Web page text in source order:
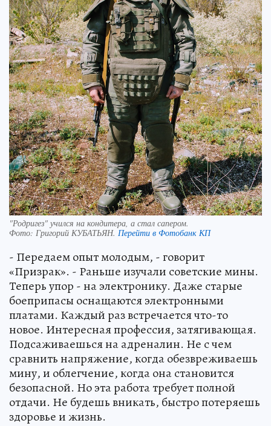
"Родригез" учился на кондитера, а стал сапером.
Фото: Григорий КУБАТЬЯН. Перейти в Фотобанк КП
- Передаем опыт молодым, - говорит
«Призрак». - Раньше изучали советские мины.
Теперь упор - на электронику. Даже старые
боеприпасы оснащаются электронными
платами. Каждый раз встречается что-то
новое. Интересная профессия, затягивающая.
Подсаживаешься на адреналин. Не с чем
сравнить напряжение, когда обезвреживаешь
мину, и облегчение, когда она становится
безопасной. Но эта работа требует полной
отдачи. Не будешь вникать, быстро потеряешь
здоровье и жизнь.